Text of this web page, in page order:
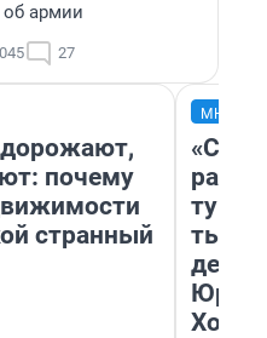
армии
27
почему
странный
день